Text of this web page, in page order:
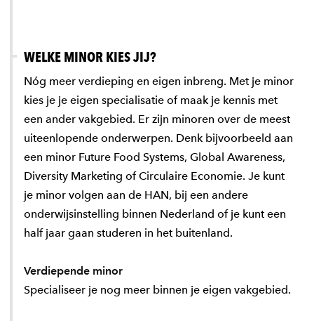
WELKE MINOR KIES JIJ?
Nóg meer verdieping en eigen inbreng. Met je minor
kies je je eigen specialisatie of maak je kennis met
een ander vakgebied. Er zijn minoren over de meest
uiteenlopende onderwerpen. Denk bijvoorbeeld aan
een minor Future Food Systems, Global Awareness,
Diversity Marketing of Circulaire Economie. Je kunt
je minor volgen aan de HAN, bij een andere
onderwijsinstelling binnen Nederland of je kunt een
half jaar gaan studeren in het buitenland.
Verdiepende minor
Specialiseer je nog meer binnen je eigen vakgebied.